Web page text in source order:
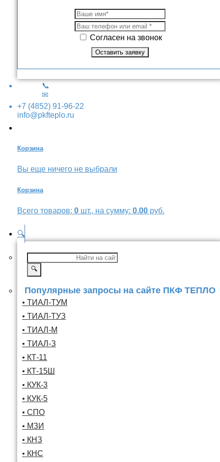
Согласен на звонок
📞
✉
+7 (4852) 91-96-22
info@pkfteplo.ru
Корзина
Вы еще ничего не выбрали
Корзина
Всего товаров: 0 шт., на сумму: 0.00 руб.
🔍
🔍
Популярные запросы на сайте ПКФ ТЕПЛО
• ТИАЛ-ТУМ
• ТИАЛ-ТУЗ
• ТИАЛ-М
• ТИАЛ-З
• КТ-11
• КТ-15Ш
• КУК-3
• КУК-5
• СПО
• МЗИ
• КНЗ
• КНС